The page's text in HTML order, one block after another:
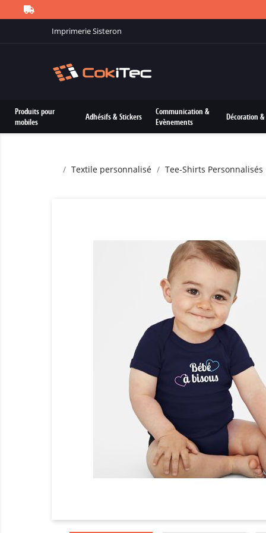
Imprimerie Sisteron
Produits pour
mobiles
Adhésifs & Stickers
Communication &
Evènements
Décoration
Textile personnalisé Tee-Shirts Personnalisés